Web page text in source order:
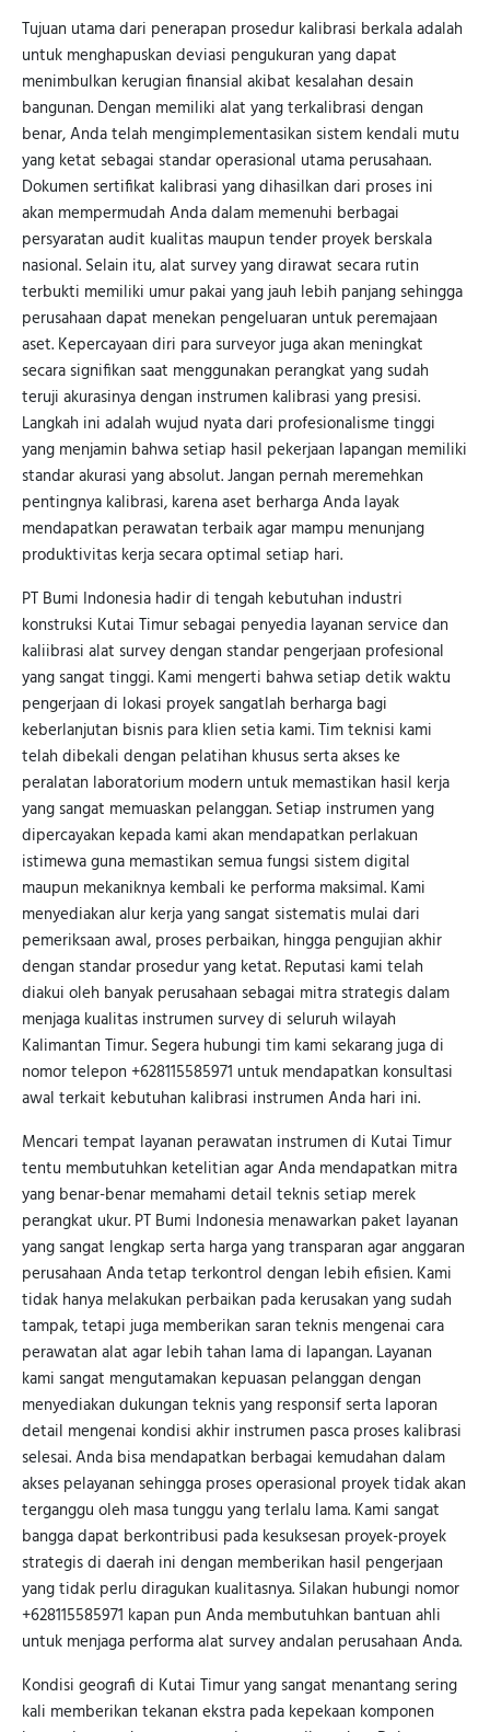
Tujuan utama dari penerapan prosedur kalibrasi berkala adalah
untuk menghapuskan deviasi pengukuran yang dapat
menimbulkan kerugian finansial akibat kesalahan desain
bangunan. Dengan memiliki alat yang terkalibrasi dengan
benar, Anda telah mengimplementasikan sistem kendali mutu
yang ketat sebagai standar operasional utama perusahaan.
Dokumen sertifikat kalibrasi yang dihasilkan dari proses ini
akan mempermudah Anda dalam memenuhi berbagai
persyaratan audit kualitas maupun tender proyek berskala
nasional. Selain itu, alat survey yang dirawat secara rutin
terbukti memiliki umur pakai yang jauh lebih panjang sehingga
perusahaan dapat menekan pengeluaran untuk peremajaan
aset. Kepercayaan diri para surveyor juga akan meningkat
secara signifikan saat menggunakan perangkat yang sudah
teruji akurasinya dengan instrumen kalibrasi yang presisi.
Langkah ini adalah wujud nyata dari profesionalisme tinggi
yang menjamin bahwa setiap hasil pekerjaan lapangan memiliki
standar akurasi yang absolut. Jangan pernah meremehkan
pentingnya kalibrasi, karena aset berharga Anda layak
mendapatkan perawatan terbaik agar mampu menunjang
produktivitas kerja secara optimal setiap hari.
PT Bumi Indonesia hadir di tengah kebutuhan industri
konstruksi Kutai Timur sebagai penyedia layanan service dan
kaliibrasi alat survey dengan standar pengerjaan profesional
yang sangat tinggi. Kami mengerti bahwa setiap detik waktu
pengerjaan di lokasi proyek sangatlah berharga bagi
keberlanjutan bisnis para klien setia kami. Tim teknisi kami
telah dibekali dengan pelatihan khusus serta akses ke
peralatan laboratorium modern untuk memastikan hasil kerja
yang sangat memuaskan pelanggan. Setiap instrumen yang
dipercayakan kepada kami akan mendapatkan perlakuan
istimewa guna memastikan semua fungsi sistem digital
maupun mekaniknya kembali ke performa maksimal. Kami
menyediakan alur kerja yang sangat sistematis mulai dari
pemeriksaan awal, proses perbaikan, hingga pengujian akhir
dengan standar prosedur yang ketat. Reputasi kami telah
diakui oleh banyak perusahaan sebagai mitra strategis dalam
menjaga kualitas instrumen survey di seluruh wilayah
Kalimantan Timur. Segera hubungi tim kami sekarang juga di
nomor telepon +628115585971 untuk mendapatkan konsultasi
awal terkait kebutuhan kalibrasi instrumen Anda hari ini.
Mencari tempat layanan perawatan instrumen di Kutai Timur
tentu membutuhkan ketelitian agar Anda mendapatkan mitra
yang benar-benar memahami detail teknis setiap merek
perangkat ukur. PT Bumi Indonesia menawarkan paket layanan
yang sangat lengkap serta harga yang transparan agar anggaran
perusahaan Anda tetap terkontrol dengan lebih efisien. Kami
tidak hanya melakukan perbaikan pada kerusakan yang sudah
tampak, tetapi juga memberikan saran teknis mengenai cara
perawatan alat agar lebih tahan lama di lapangan. Layanan
kami sangat mengutamakan kepuasan pelanggan dengan
menyediakan dukungan teknis yang responsif serta laporan
detail mengenai kondisi akhir instrumen pasca proses kalibrasi
selesai. Anda bisa mendapatkan berbagai kemudahan dalam
akses pelayanan sehingga proses operasional proyek tidak akan
terganggu oleh masa tunggu yang terlalu lama. Kami sangat
bangga dapat berkontribusi pada kesuksesan proyek-proyek
strategis di daerah ini dengan memberikan hasil pengerjaan
yang tidak perlu diragukan kualitasnya. Silakan hubungi nomor
+628115585971 kapan pun Anda membutuhkan bantuan ahli
untuk menjaga performa alat survey andalan perusahaan Anda.
Kondisi geografi di Kutai Timur yang sangat menantang sering
kali memberikan tekanan ekstra pada kepekaan komponen